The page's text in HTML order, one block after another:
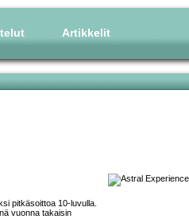
Artikkelit
pitkäsoittoa 10-luvulla.
vuonna takaisin